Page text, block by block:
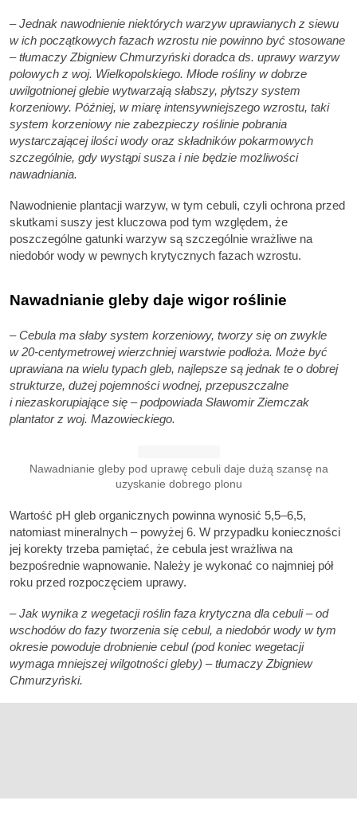
– Jednak nawodnienie niektórych warzyw uprawianych z siewu
w ich początkowych fazach wzrostu nie powinno być stosowane
– tłumaczy Zbigniew Chmurzyński doradca ds. uprawy warzyw
polowych z woj. Wielkopolskiego. Młode rośliny w dobrze
uwilgotnionej glebie wytwarzają słabszy, płytszy system
korzeniowy. Później, w miarę intensywniejszego wzrostu, taki
system korzeniowy nie zabezpieczy roślinie pobrania
wystarczającej ilości wody oraz składników pokarmowych
szczególnie, gdy wystąpi susza i nie będzie możliwości
nawadniania.
Nawodnienie plantacji warzyw, w tym cebuli, czyli ochrona przed
skutkami suszy jest kluczowa pod tym względem, że
poszczególne gatunki warzyw są szczególnie wrażliwe na
niedobór wody w pewnych krytycznych fazach wzrostu.
Nawadnianie gleby daje wigor roślinie
– Cebula ma słaby system korzeniowy, tworzy się on zwykle
w 20-centymetrowej wierzchniej warstwie podłoża. Może być
uprawiana na wielu typach gleb, najlepsze są jednak te o dobrej
strukturze, dużej pojemności wodnej, przepuszczalne
i niezaskorupiające się – podpowiada Sławomir Ziemczak
plantator z woj. Mazowieckiego.
Nawadnianie gleby pod uprawę cebuli daje dużą szansę na
uzyskanie dobrego plonu
Wartość pH gleb organicznych powinna wynosić 5,5–6,5,
natomiast mineralnych – powyżej 6. W przypadku konieczności
jej korekty trzeba pamiętać, że cebula jest wrażliwa na
bezpośrednie wapnowanie. Należy je wykonać co najmniej pół
roku przed rozpoczęciem uprawy.
– Jak wynika z wegetacji roślin faza krytyczna dla cebuli – od
wschodów do fazy tworzenia się cebul, a niedobór wody w tym
okresie powoduje drobnienie cebul (pod koniec wegetacji
wymaga mniejszej wilgotności gleby) – tłumaczy Zbigniew
Chmurzyński.